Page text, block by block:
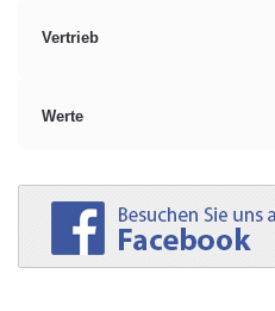
Vertrieb
Werte